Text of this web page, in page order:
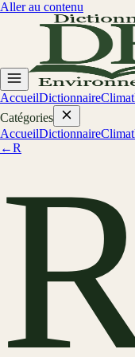
Aller au contenu
AccueilDictionnaireClimat
Catégories
AccueilDictionnaireClimat
←R